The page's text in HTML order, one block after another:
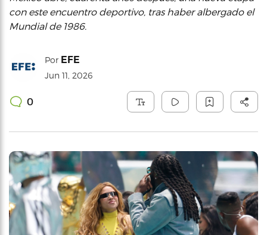
con este encuentro deportivo, tras haber albergado el
Mundial de 1986.
Por EFE
Jun 11, 2026
0